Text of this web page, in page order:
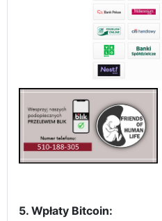
5. Wpłaty Bitcoin: